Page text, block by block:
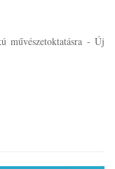
művészetoktatásra - Új